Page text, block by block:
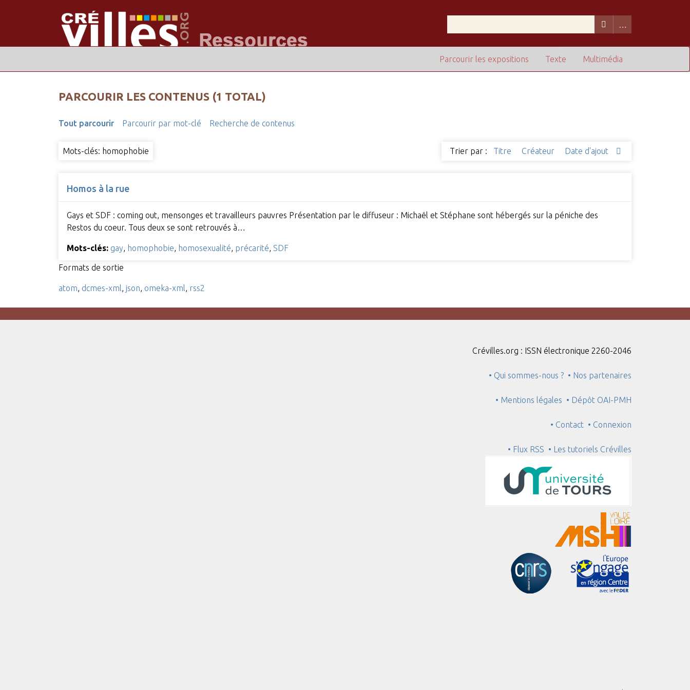
Multimédia
Texte
Parcourir les expositions
PARCOURIR LES CONTENUS (1 TOTAL)
Tout parcourir Parcourir par mot-clé Recherche de contenus
Mots-clés: homophobie Trier par : Titre Créateur Date d'ajout
Homos à la rue
Gays et SDF : coming out, mensonges et travailleurs pauvres Présentation par le diffuseur : Michaël et Stéphane sont hébergés sur la péniche des
Restos du coeur. Tous deux se sont retrouvés à…
Mots-clés: gay homophobie homosexualité précarité SDF
Formats de sortie
atom dcmes-xml json omeka-xml rss2
Crévilles.org : ISSN électronique 2260-2046
• Qui sommes-nous ? • Nos partenaires
• Mentions légales • Dépôt OAI-PMH
• Contact • Connexion
• Flux RSS • Les tutoriels Crévilles